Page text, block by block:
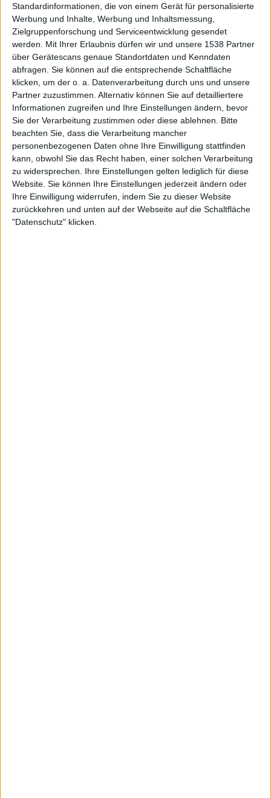
Standardinformationen, die von einem Gerät für personalisierte
Werbung und Inhalte, Werbung und Inhaltsmessung,
Zielgruppenforschung und Serviceentwicklung gesendet
werden.
Mit Ihrer Erlaubnis dürfen wir und unsere 1538 Partner
über Gerätescans genaue Standortdaten und Kenndaten
abfragen. Sie können auf die entsprechende Schaltfläche
klicken, um der o. a. Datenverarbeitung durch uns und unsere
Partner zuzustimmen. Alternativ können Sie auf detailliertere
Informationen zugreifen und Ihre Einstellungen ändern, bevor
Sie der Verarbeitung zustimmen oder diese ablehnen.
Bitte
beachten Sie, dass die Verarbeitung mancher
personenbezogenen Daten ohne Ihre Einwilligung stattfinden
kann, obwohl Sie das Recht haben, einer solchen Verarbeitung
zu widersprechen. Ihre Einstellungen gelten lediglich für diese
Website. Sie können Ihre Einstellungen jederzeit ändern oder
Ihre Einwilligung widerrufen, indem Sie zu dieser Website
zurückkehren und unten auf der Webseite auf die Schaltfläche
"Datenschutz" klicken.
Interview
Kawir
Zurück auf die Beine!
Bandgründer Therthonax zu seinem Genesungsprozess und
neuer Musik.